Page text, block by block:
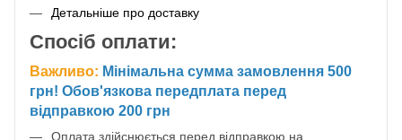
Детальніше про доставку
Спосіб оплати:
Важливо: Мінімальна сумма замовлення 500
грн! Обов'язкова передплата перед
відправкою 200 грн
Оплата здійснюється перед відправкою на